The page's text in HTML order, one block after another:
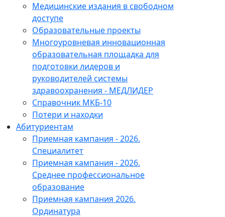
Медицинские издания в свободном
доступе
Образовательные проекты
Многоуровневая инновационная
образовательная площадка для
подготовки лидеров и
руководителей системы
здравоохранения - МЕДЛИДЕР
Справочник МКБ-10
Потери и находки
Абитуриентам
Приемная кампания - 2026.
Специалитет
Приемная кампания - 2026.
Среднее профессиональное
образование
Приемная кампания 2026.
Ординатура